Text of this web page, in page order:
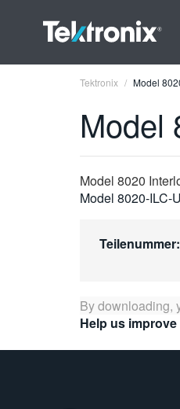
Tektronix Model
Model
Model 8020
Model 8020-ILC-
Teilenummer:
By downloading,
Help us